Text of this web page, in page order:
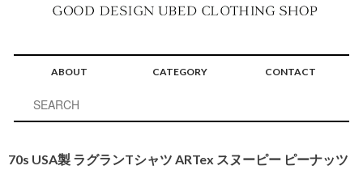
ABOUT CATEGORY CONTACT
70s USA製 ラグランTシャツ ARTex スヌーピー ピーナッツ